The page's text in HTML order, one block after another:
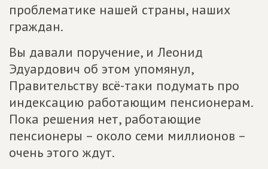
проблематике нашей страны, наших
граждан.
Вы давали поручение, и Леонид
Эдуардович об этом упомянул,
Правительству всё-таки подумать про
индексацию работающим пенсионерам.
Пока решения нет, работающие
пенсионеры – около семи миллионов –
очень этого ждут.